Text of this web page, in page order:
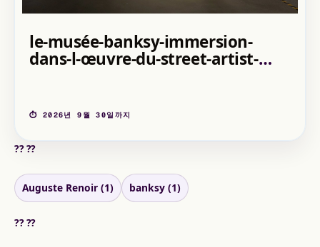
le-musée-banksy-immersion-
dans-l-œuvre-du-street-artist-
⏱ 2026년 9월 30일까지
?? ??
Auguste Renoir (1) banksy (1)
?? ??